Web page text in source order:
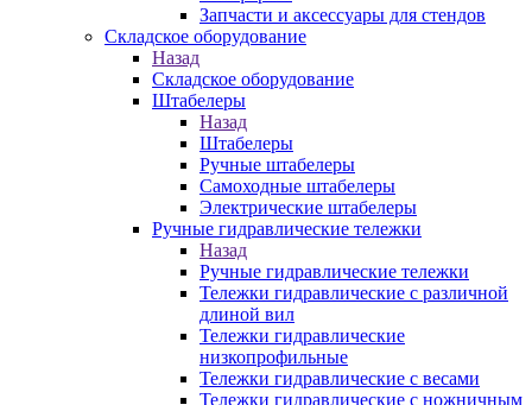
Запчасти и аксессуары для стендов
Складское оборудование
Назад
Складское оборудование
Штабелеры
Назад
Штабелеры
Ручные штабелеры
Самоходные штабелеры
Электрические штабелеры
Ручные гидравлические тележки
Назад
Ручные гидравлические тележки
Тележки гидравлические с различной
длиной вил
Тележки гидравлические
низкопрофильные
Тележки гидравлические с весами
Тележки гидравлические с ножничным